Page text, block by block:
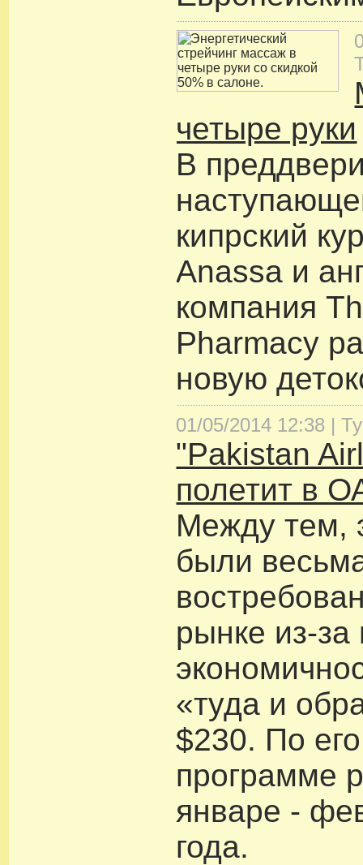
четыре руки
В
кипрский
Anassa и
компания
Pharmacy
новую
01/05/2014 12:38 |
"Pakistan
полетит в
Между тем,
были
рынке из-за
«туда и
$230. По
программе
январе -
года.